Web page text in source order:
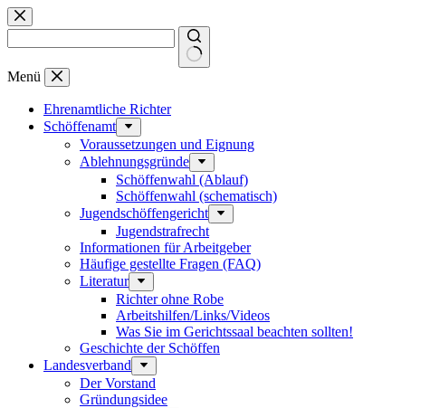
Zum
Inhalt
springen
Keine
Ergebnisse
Menü
Ehrenamtliche Richter
Schöffenamt
Voraussetzungen und Eignung
Ablehnungsgründe
Schöffenwahl (Ablauf)
Schöffenwahl (schematisch)
Jugendschöffengericht
Jugendstrafrecht
Informationen für Arbeitgeber
Häufige gestellte Fragen (FAQ)
Literatur
Richter ohne Robe
Arbeitshilfen/Links/Videos
Was Sie im Gerichtssaal beachten sollten!
Geschichte der Schöffen
Landesverband
Der Vorstand
Gründungsidee